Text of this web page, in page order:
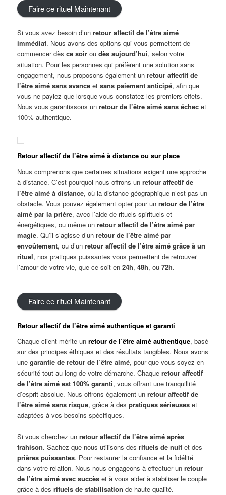
Faire ce rituel Maintenant
Si vous avez besoin d’unretouraffectif de l’être aimé
immédiat. Nous avons des options qui vous permettent de
commencer dèsce soir oudès aujourd’hui, selon votre
situation. Pour les personnes qui préfèrent une solution sans
engagement, nous proposons également unretouraffectif de
l’être aimé sans avance etsans paiement anticipé, afin que
vous ne payiez que lorsque vous constatez les premiers effets.
Nous vous garantissons unretour de l’être aimé sans échec et
100% authentique.
Retouraffectif de l’être aimé à distance ou sur place
Nous comprenons que certaines situations exigent une approche
à distance. C’est pourquoi nous offrons unretouraffectif de
l’être aimé à distance, où la distance géographique n’est pas un
obstacle. Vous pouvez également opter pour unretour de l’être
aimé par la prière, avec l’aide de rituels spirituels et
énergétiques, ou même unretouraffectif de l’être aimé par
magie. Qu’il s’agisse d’unretour de l’être aimé par
envoûtement, ou d’unretouraffectif de l’être aimé grâce à un
rituel, nos pratiques puissantes vous permettent de retrouver
l’amour de votre vie, que ce soit en24h,48h, ou72h.
Faire ce rituel Maintenant
Retouraffectif de l’être aimé authentique et garanti
Chaque client mérite unretour de l’être aimé authentique, basé
sur des principes éthiques et des résultats tangibles. Nous avons
unegarantie de retour de l’être aimé, pour que vous soyez en
sécurité tout au long de votre démarche. Chaqueretouraffectif
de l’être aimé est 100% garanti, vous offrant une tranquillité
d’esprit absolue. Nous offrons également unretouraffectif de
l’être aimé sans risque, grâce à despratiques sérieuses et
adaptées à vos besoins spécifiques.
Si vous cherchez unretouraffectif de l’être aimé après
trahison. Sachez que nous utilisons desrituels de nuit et des
prières puissantes. Pour restaurer la confiance et la fidélité
dans votre relation. Nous nous engageons à effectuer unretour
de l’être aimé avec succès et à vous aider à stabiliser le couple
grâce à desrituels de stabilisation de haute qualité.